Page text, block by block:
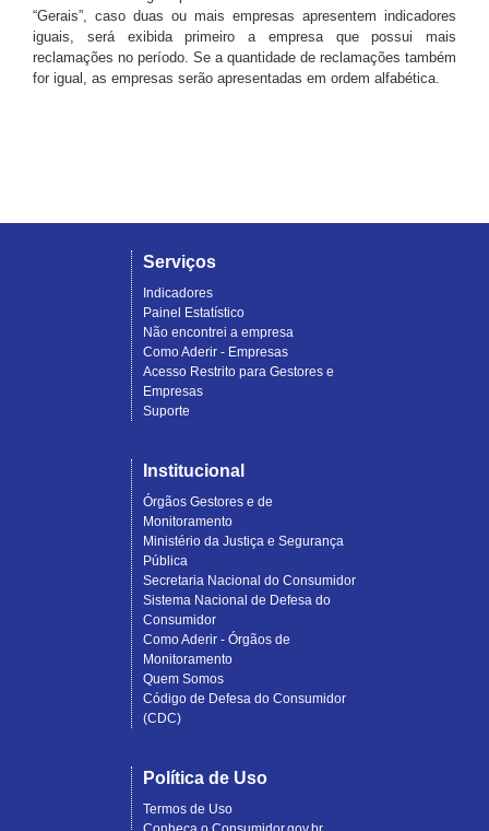
“Gerais”, caso duas ou mais empresas apresentem indicadores
iguais, será exibida primeiro a empresa que possui mais
reclamações no período. Se a quantidade de reclamações também
for igual, as empresas serão apresentadas em ordem alfabética.
Serviços
Indicadores
Painel Estatístico
Não encontrei a empresa
Como Aderir - Empresas
Acesso Restrito para Gestores e
Empresas
Suporte
Institucional
Órgãos Gestores e de
Monitoramento
Ministério da Justiça e Segurança
Pública
Secretaria Nacional do Consumidor
Sistema Nacional de Defesa do
Consumidor
Como Aderir - Órgãos de
Monitoramento
Quem Somos
Código de Defesa do Consumidor
(CDC)
Política de Uso
Termos de Uso